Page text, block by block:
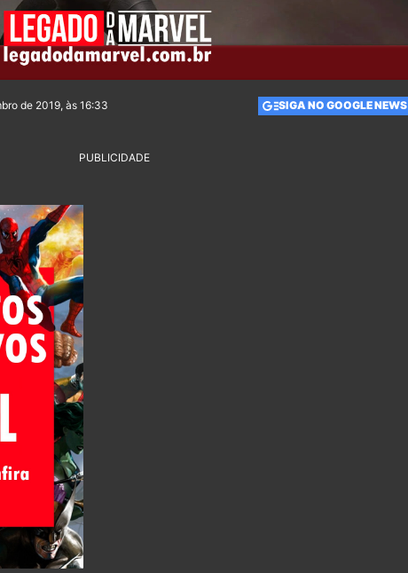
de 2019, às 16:33 SIGA NO GOOGLE NEWS
PUBLICIDADE